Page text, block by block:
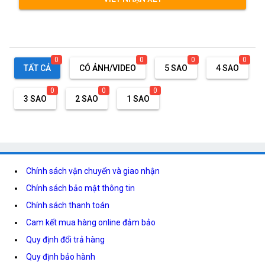
TẤT CẢ
0
CÓ ẢNH/VIDEO
0
5 SAO
0
4 SAO
0
3 SAO
0
2 SAO
0
1 SAO
0
Chính sách vận chuyển và giao nhận
Chính sách bảo mật thông tin
Chính sách thanh toán
Cam kết mua hàng online đảm bảo
Quy định đổi trả hàng
Quy định bảo hành